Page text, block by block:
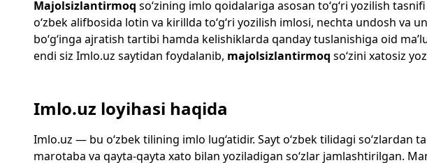
Majolsizlantirmoq so‘zining imlo qoidalariga asosan to‘g‘ri yozilish
o‘zbek alifbosida lotin va kirillda to‘g‘ri yozilish imlosi, nechta undosh va
bo‘g‘inga ajratish tartibi hamda kelishiklarda qanday tuslanishiga oid
endi siz Imlo.uz saytidan foydalanib, majolsizlantirmoq so‘zini xatosiz
Imlo.uz loyihasi haqida
Imlo.uz — bu o‘zbek tilining imlo lug‘atidir. Sayt o‘zbek tilidagi
marotaba va qayta-qayta xato bilan yoziladigan so‘zlar jamlashtirilgan.